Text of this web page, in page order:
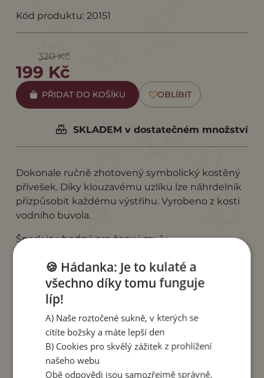
Kód produktu: 20151
320 Kč
199 Kč
PŘIDAT DO KOŠÍKU OBLÍBIT
SKLADEM v dostatečném množství
Dokonale ručně zhotovený symbolický kostěný
přívešek. Díky klouzavému uzlíku lze náhrdelník
přizpůsobit každému výstřihu. Vyrobeno z kosti
vodního buvola.
Šperk je vhodný pro ženy i muže.
Délka přívěsku: 3,5 cm.
Tento šperk vyrobila vždycky usměvavá paní Ayu
ve své rodinné dílně v Indonésii. Dílna paní Ayu
se specializuje na šperky z kosti, rohoviny a
pryskyřice. Ayu vychovává se svým manželem
dvě děti. Miluje jógu a design. Všechny šperky,
které vyrábí sama navrhuje. Nákupem tohoto
výrobku podporujete dílnu paní Ayu.
🍪 Hádanka: Je to kulaté a
všechno díky tomu funguje
líp!
A) Naše roztočené sukně, v kterých se
cítíte božsky a máte lepší den
B) Cookies pro skvělý zážitek z prohlížení
našeho webu
Obě odpovědi jsou samozřejmě správně.